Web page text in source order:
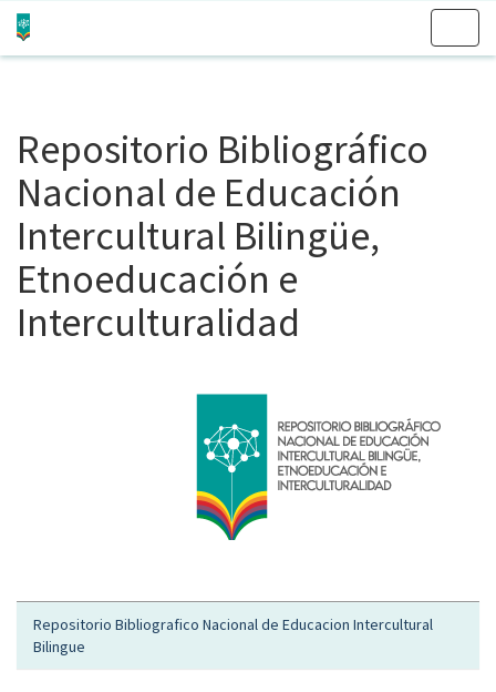
Repositorio Bibliográfico
Nacional de Educación
Intercultural Bilingüe,
Etnoeducación e
Interculturalidad
Repositorio Bibliografico Nacional de Educacion Intercultural
Bilingue